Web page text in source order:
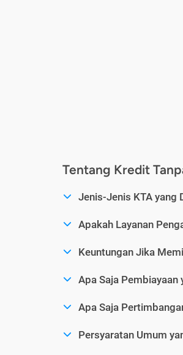
Tentang Kredit
Jenis-Jenis KTA yang
Apakah Layanan
Keuntungan Jika
Apa Saja
Apa Saja
Persyaratan Umum